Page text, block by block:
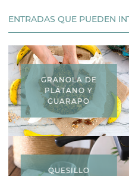
ENTRADAS QUE PUEDEN
GRANOLA DE
PLÁTANO Y
GUARAPO
QUESILLO